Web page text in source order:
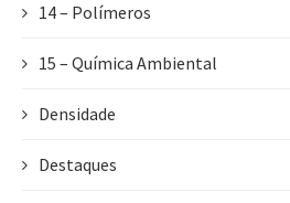
14 – Polímeros
15 – Química Ambiental
Densidade
Destaques